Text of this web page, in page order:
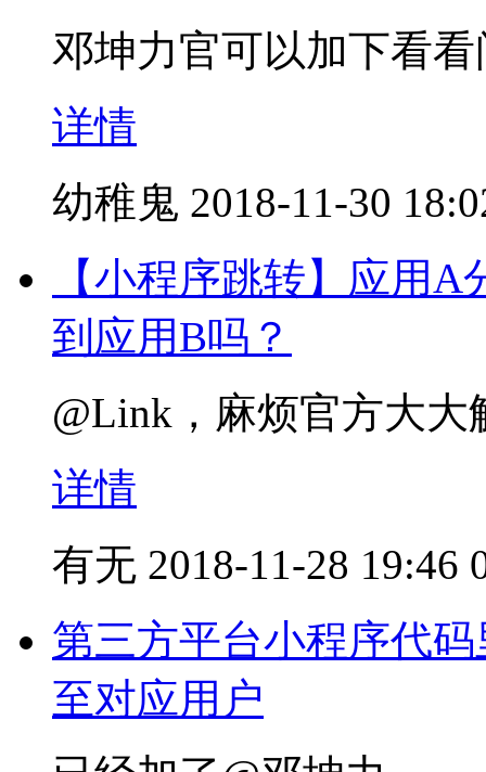
邓坤力官可以加下看
详情
幼稚鬼 2018-11-30
【小程序跳转】应用
到应用B吗？
@Link，麻烦官方大
详情
有无 2018-11-28 19:46
第三方平台小程序代
至对应用户